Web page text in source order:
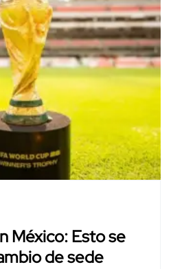
México: Esto se
de sede